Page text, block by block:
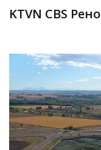
KTVN CBS Рено